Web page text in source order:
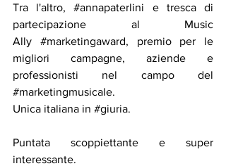
Tra l'altro, #annapaterlini e tresca di
partecipazione al Music
Ally
#marketingaward, premio per le
migliori campagne, aziende e
#marketingmusicale.
Unica italiana in #giuria.
Puntata scoppiettante e super
interessante.